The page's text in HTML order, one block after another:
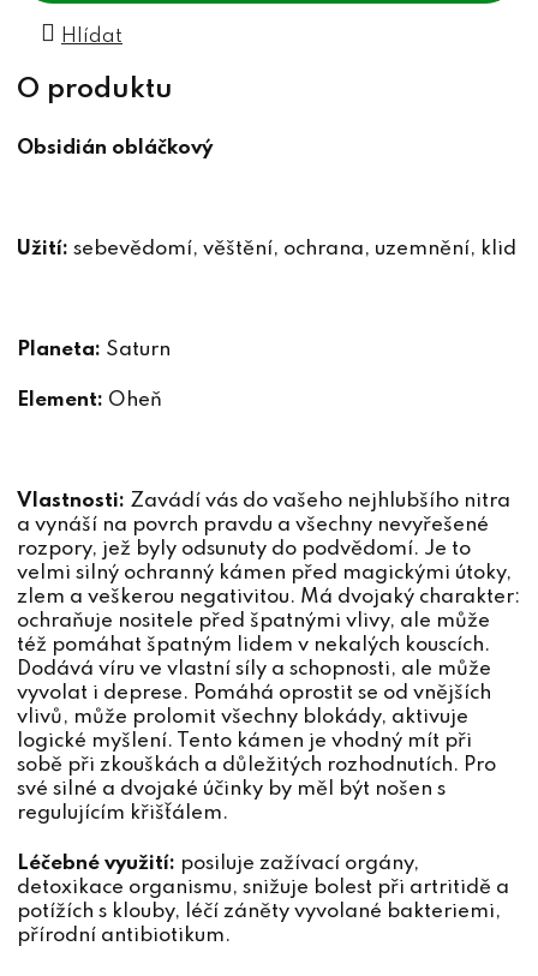
Hlídat
Obsidián obláčkový
Užití: sebevědomí, věštění, ochrana, uzemnění, klid
Planeta: Saturn
Element: Oheň
Vlastnosti: Zavádí vás do vašeho nejhlubšího nitra
a vynáší na povrch pravdu a všechny nevyřešené
rozpory, jež byly odsunuty do podvědomí. Je to
velmi silný ochranný kámen před magickými útoky,
zlem a veškerou negativitou. Má dvojaký charakter:
ochraňuje nositele před špatnými vlivy, ale může
též pomáhat špatným lidem v nekalých kouscích.
Dodává víru ve vlastní síly a schopnosti, ale může
vyvolat i deprese. Pomáhá oprostit se od vnějších
vlivů, může prolomit všechny blokády, aktivuje
logické myšlení. Tento kámen je vhodný mít při
sobě při zkouškách a důležitých rozhodnutích. Pro
své silné a dvojaké účinky by měl být nošen s
regulujícím křišťálem.
Léčebné využití: posiluje zažívací orgány,
detoxikace organismu, snižuje bolest při artritidě a
potížích s klouby, léčí záněty vyvolané bakteriemi,
přírodní antibiotikum.